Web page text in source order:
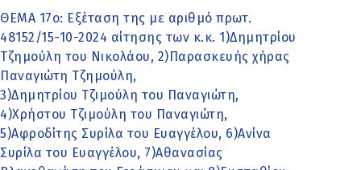
ΘΕΜΑ 17o: Εξέταση της με αριθμό πρωτ.
48152/15-10-2024 αίτησης των κ.κ. 1)Δημητρίου
Τζημούλη του Νικολάου, 2)Παρασκευής χήρας
Παναγιώτη Τζημούλη,
3)Δημητρίου Τζιμούλη του Παναγιώτη,
4)Χρήστου Τζιμούλη του Παναγιώτη,
5)Αφροδίτης Συρίλα του Ευαγγέλου, 6)Ανίνα
Συρίλα του Ευαγγέλου, 7)Αθανασίας